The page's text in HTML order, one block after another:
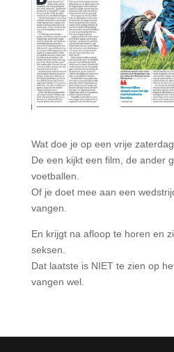
Wat doe je op een vrije
De een kijkt een film, de ander
voetballen.
Of je doet mee aan een
vangen.
En krijgt na afloop te horen en
seksen.
Dat laatste is NIET te zien op
vangen wel.